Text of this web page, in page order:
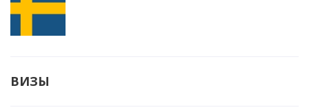
ВИЗЫ